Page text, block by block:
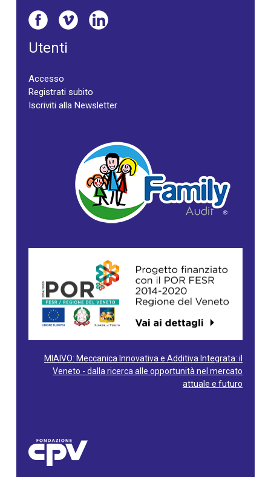
Utenti
Accesso
Registrati subito
Iscriviti alla Newsletter
MIAIVO: Meccanica Innovativa e Additiva Integrata: il
Veneto - dalla ricerca alle opportunità nel mercato
attuale e futuro